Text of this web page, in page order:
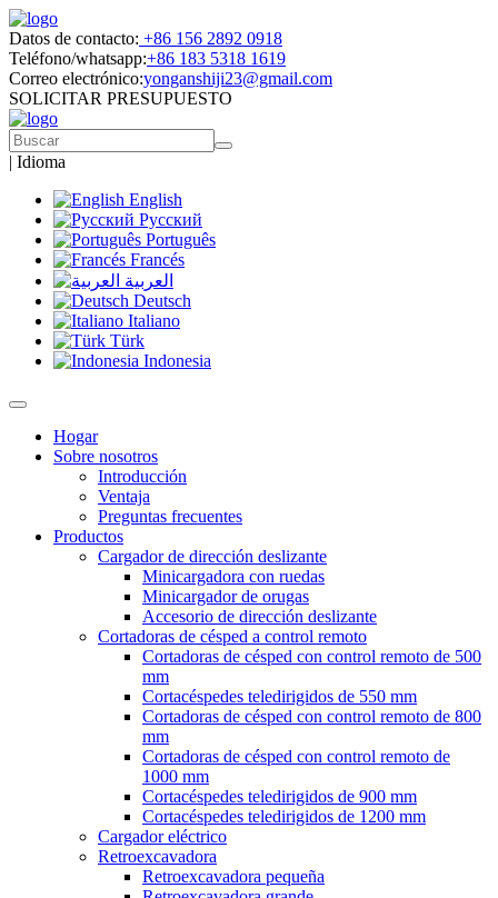
Datos de contacto: +86 156 2892 0918
Teléfono/whatsapp:+86 183 5318 1619
Correo electrónico:yonganshiji23@gmail.com
SOLICITAR PRESUPUESTO
| Idioma
English
Русский
Português
Francés
العربية
Deutsch
Italiano
Türk
Indonesia
Hogar
Sobre nosotros
Introducción
Ventaja
Preguntas frecuentes
Productos
Cargador de dirección deslizante
Minicargadora con ruedas
Minicargador de orugas
Accesorio de dirección deslizante
Cortadoras de césped a control remoto
Cortadoras de césped con control remoto de 500
mm
Cortacéspedes teledirigidos de 550 mm
Cortadoras de césped con control remoto de 800
mm
Cortadoras de césped con control remoto de
1000 mm
Cortacéspedes teledirigidos de 900 mm
Cortacéspedes teledirigidos de 1200 mm
Cargador eléctrico
Retroexcavadora
Retroexcavadora pequeña